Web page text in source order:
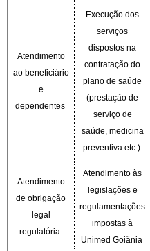
Atendimento
ao beneficiário
e
dependentes
Execução dos
serviços
dispostos na
contratação do
plano de saúde
(prestação de
serviço de
saúde, medicina
preventiva etc.)
Atendimento
de obrigação
legal
regulatória
Atendimento às
legislações e
regulamentações
impostas à
Unimed Goiânia